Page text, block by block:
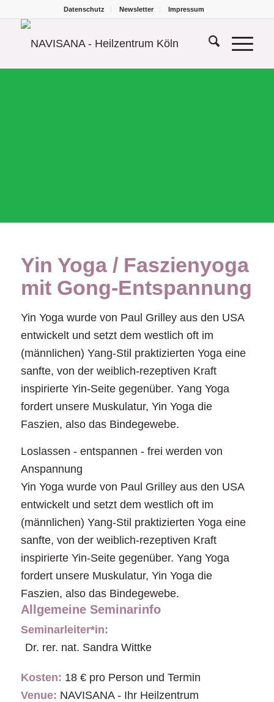
Datenschutz Newsletter Impressum
Yin Yoga / Faszienyoga
mit Gong-Entspannung
Yin Yoga wurde von Paul Grilley aus den USA
entwickelt und setzt dem westlich oft im
(männlichen) Yang-Stil praktizierten Yoga eine
sanfte, von der weiblich-rezeptiven Kraft
inspirierte Yin-Seite gegenüber. Yang Yoga
fordert unsere Muskulatur, Yin Yoga die
Faszien, also das Bindegewebe.
Loslassen - entspannen - frei werden von
Anspannung
Yin Yoga wurde von Paul Grilley aus den USA
entwickelt und setzt dem westlich oft im
(männlichen) Yang-Stil praktizierten Yoga eine
sanfte, von der weiblich-rezeptiven Kraft
inspirierte Yin-Seite gegenüber. Yang Yoga
fordert unsere Muskulatur, Yin Yoga die
Faszien, also das Bindegewebe.
Allgemeine Seminarinfo
Seminarleiter*in:
Dr. rer. nat. Sandra Wittke
Kosten: 18 € pro Person und Termin
Venue: NAVISANA - Ihr Heilzentrum